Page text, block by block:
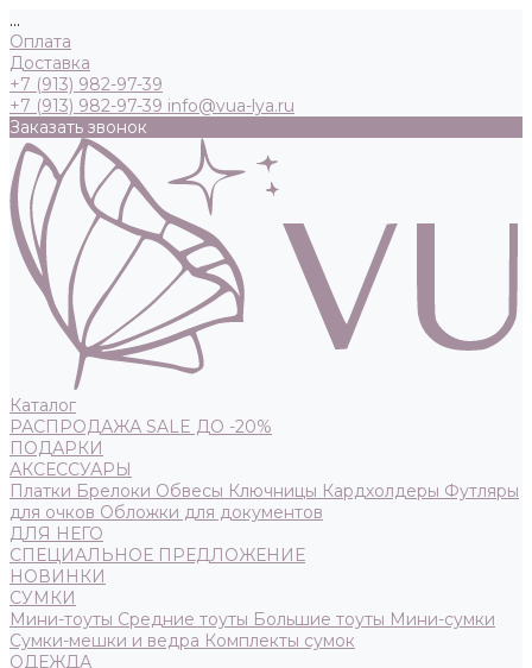
...
Оплата
Доставка
+7 (913) 982-97-39
+7 (913) 982-97-39 info@vua-lya.ru
Заказать звонок
Каталог
РАСПРОДАЖА SALE ДО -20%
ПОДАРКИ
АКСЕССУАРЫ
Платки Брелоки Обвесы Ключницы Кардхолдеры Футляры
для очков Обложки для документов
ДЛЯ НЕГО
СПЕЦИАЛЬНОЕ ПРЕДЛОЖЕНИЕ
НОВИНКИ
СУМКИ
Мини-тоуты Средние тоуты Большие тоуты Мини-сумки
Сумки-мешки и ведра Комплекты сумок
ОДЕЖДА